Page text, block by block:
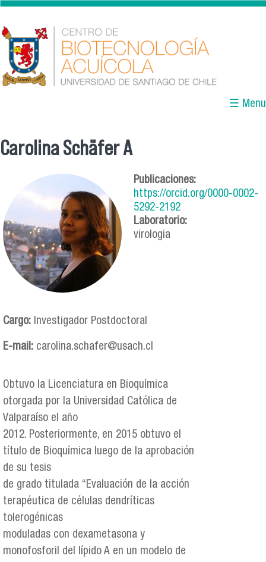
Pasar al contenido principal
☰ Menu
Carolina Schäfer A
Cargo: Investigador Postdoctoral
E-mail: carolina.schafer@usach.cl
Publicaciones:
https://orcid.org/0000-0002-
5292-2192
Obtuvo la Licenciatura en Bioquímica
otorgada por la Universidad Católica de
Valparaíso el año
2012. Posteriormente, en 2015 obtuvo el
título de Bioquímica luego de la aprobación
de su tesis
de grado titulada “Evaluación de la acción
terapéutica de células dendríticas
tolerogénicas
moduladas con dexametasona y
monofosforil del lípido A en un modelo de
Laboratorio:
virologia